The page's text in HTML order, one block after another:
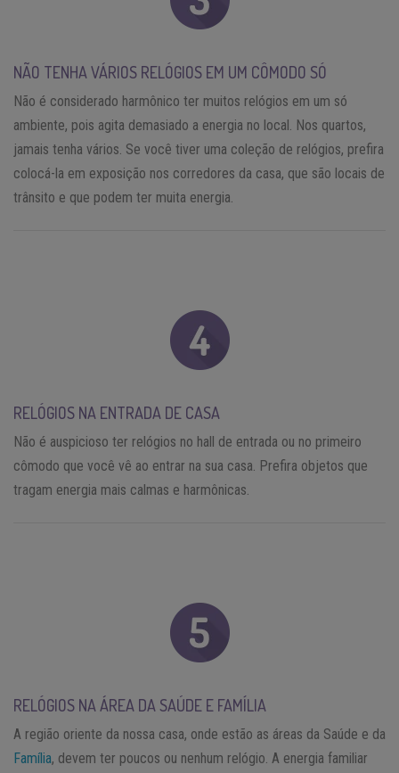
NÃO TENHA VÁRIOS RELÓGIOS EM UM CÔMODO SÓ
Não é considerado harmônico ter muitos relógios em um só
ambiente, pois agita demasiado a energia no local. Nos quartos,
jamais tenha vários. Se você tiver uma coleção de relógios, prefira
colocá-la em exposição nos corredores da casa, que são locais de
trânsito e que podem ter muita energia.
RELÓGIOS NA ENTRADA DE CASA
Não é auspicioso ter relógios no hall de entrada ou no primeiro
cômodo que você vê ao entrar na sua casa. Prefira objetos que
tragam energia mais calmas e harmônicas.
RELÓGIOS NA ÁREA DA SAÚDE E FAMÍLIA
A região oriente da nossa casa, onde estão as áreas da Saúde e da
Família, devem ter poucos ou nenhum relógio. A energia familiar